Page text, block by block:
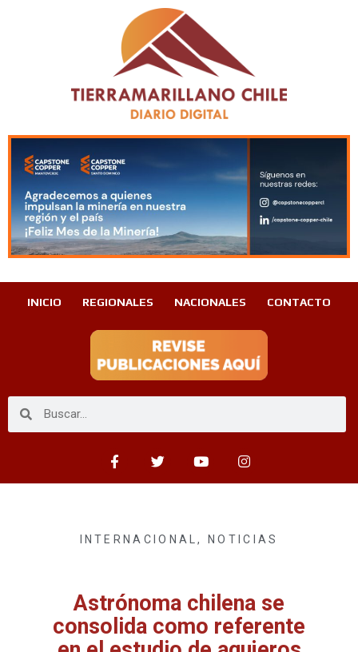
INICIO REGIONALES NACIONALES CONTACTO
INTERNACIONAL,NOTICIAS
Astrónoma chilena se
consolida como referente